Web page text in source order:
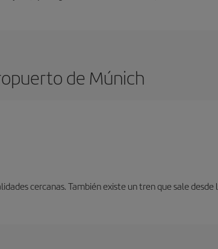
de Múnich
cercanas. También existe un tren que sale